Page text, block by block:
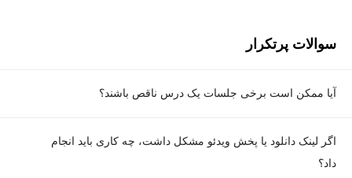
سوالات پرتکرار
آیا ممکن است برخی جلسات یک درس ناقص باشند؟
اگر لینک دانلود یا پخش ویدئو مشکل داشت، چه کاری باید انجام
داد؟